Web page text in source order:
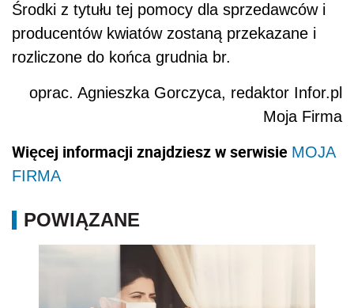
Środki z tytułu tej pomocy dla sprzedawców i
producentów kwiatów zostaną przekazane i
rozliczone do końca grudnia br.
oprac. Agnieszka Gorczyca, redaktor Infor.pl
Moja Firma
Więcej informacji znajdziesz w serwisie MOJA
FIRMA
POWIĄZANE